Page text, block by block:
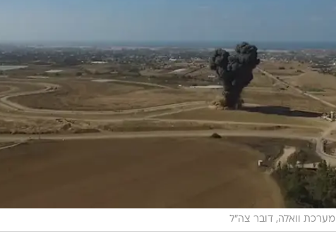
מערכת וואלה, דובר צה"ל